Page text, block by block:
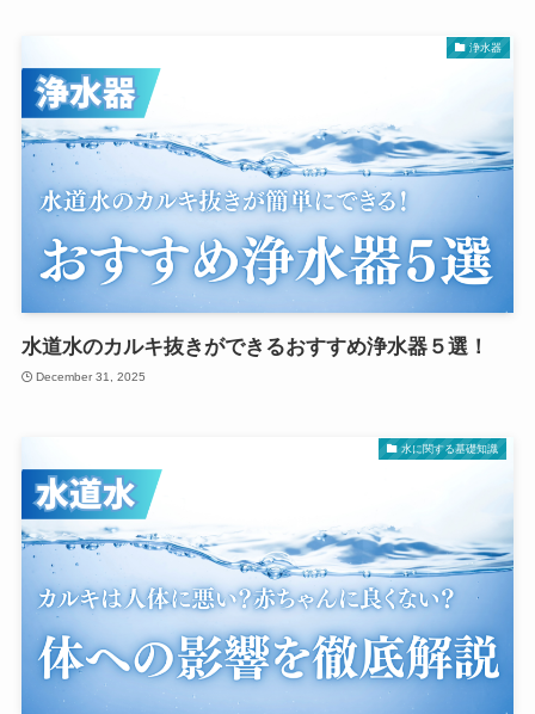
浄水器
水道水のカルキ抜きができるおすすめ浄水器５選！
December 31, 2025
水に関する基礎知識